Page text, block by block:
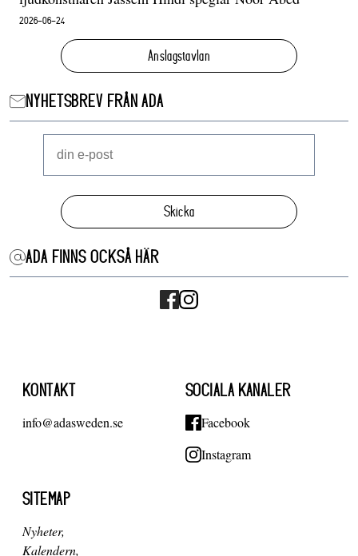
2026-06-24
Anslagstavlan
NYHETSBREV FRÅN ADA
Skicka
ADA FINNS OCKSÅ HÄR
KONTAKT
info@adasweden.se
SOCIALA KANALER
Facebook
Instagram
SITEMAP
Nyheter
Kalendern